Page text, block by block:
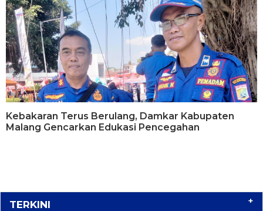
Kebakaran Terus Berulang, Damkar Kabupaten
Malang Gencarkan Edukasi Pencegahan
TERKINI +